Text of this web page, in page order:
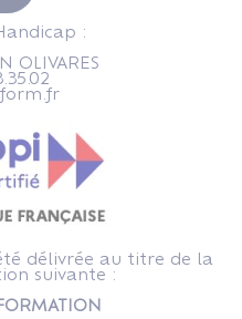
:
OLIVARES
délivrée au titre de la
suivante :